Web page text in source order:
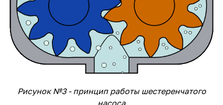
Рисунок №3 - принцип работы шестеренчатого
насоса